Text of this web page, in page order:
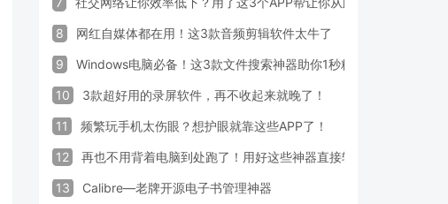
8 网红自媒体都在用！这3款音频剪辑软件太牛了
9 Windows电脑必备！这3款文件搜索神器助你1秒精准定位文件
10 3款超好用的录屏软件，再不收起来就晚了！
11 频繁玩手机太伤眼？想护眼就靠这些APP了！
12 再也不用背着电脑到处跑了！用好这些神器直接轻松办公
13 Calibre—老牌开源电子书管理神器